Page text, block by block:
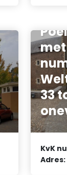
met
33
KvK
Adres: